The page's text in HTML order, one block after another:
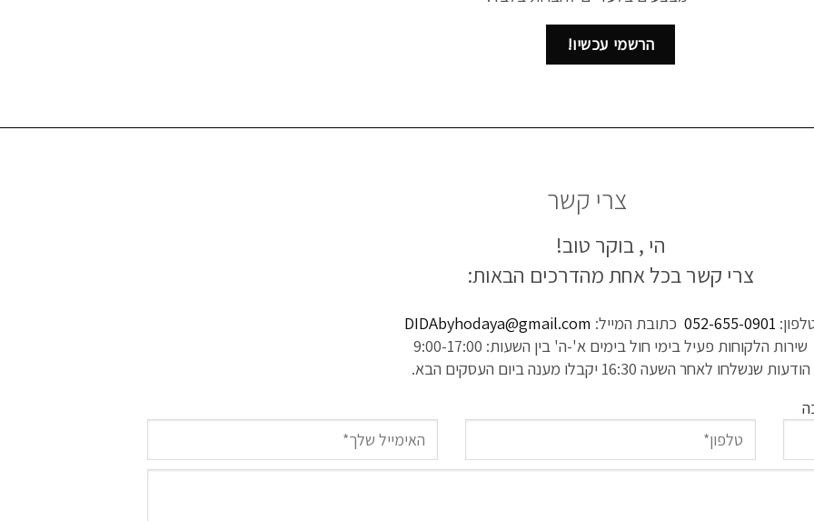
הרשמי עכשיו!
צרי קשר
הי ,בוקר טוב!
צרי קשר בכל אחת מהדרכים הבאות:
052-655-0901 כתובת המייל: DIDAbyhodaya@gmail.com
שירות הלקוחות פעיל בימי חול בימים א'-ה' בין השעות: 9:00-17:00
הודעות שנשלחו לאחר השעה 16:30 יקבלו מענה ביום העסקים הבא.